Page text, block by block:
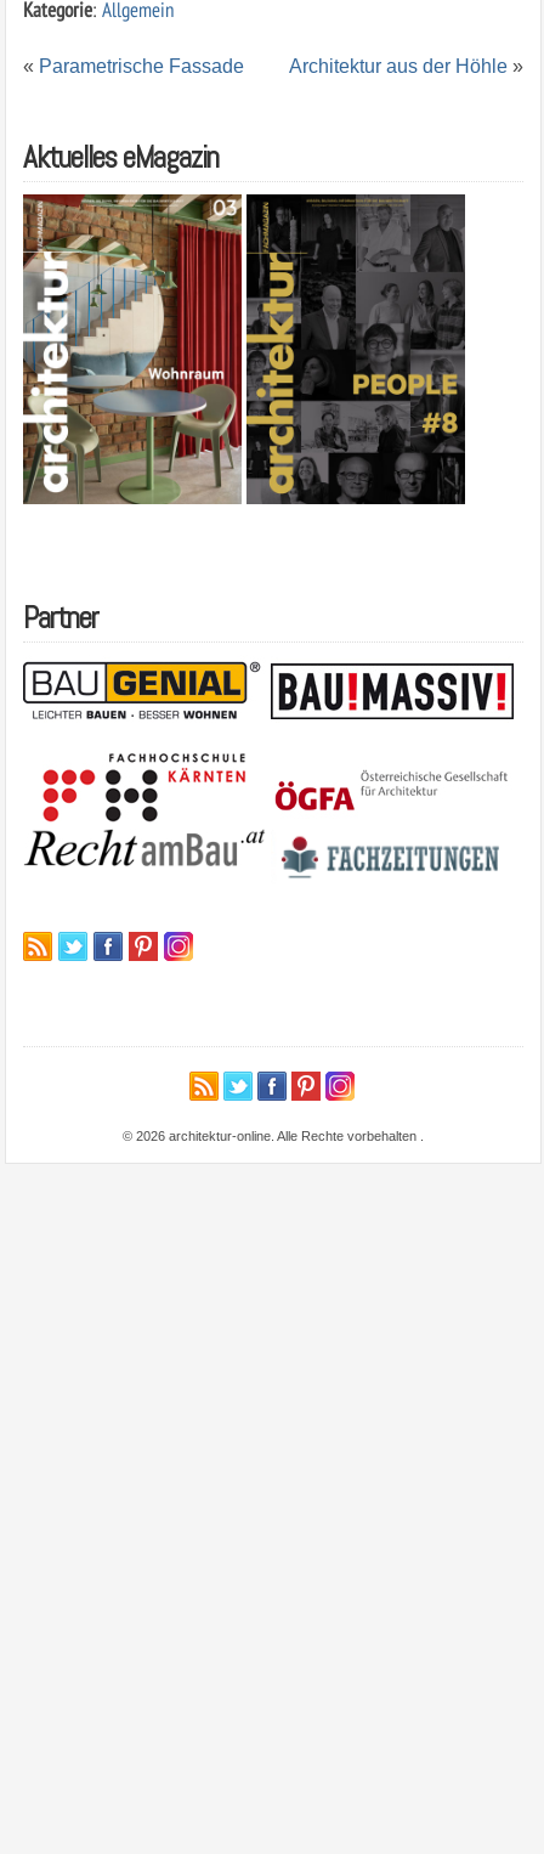
Kategorie: Allgemein
« Parametrische Fassade Architektur aus der Höhle »
Aktuelles eMagazin
Partner
© 2026 architektur-online. Alle Rechte vorbehalten